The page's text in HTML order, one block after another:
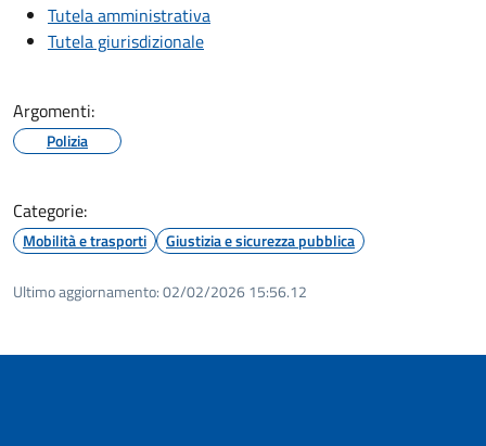
Tutela amministrativa
Tutela giurisdizionale
Argomenti:
Polizia
Categorie:
Mobilità e trasporti Giustizia e sicurezza pubblica
Ultimo aggiornamento:02/02/2026 15:56.12